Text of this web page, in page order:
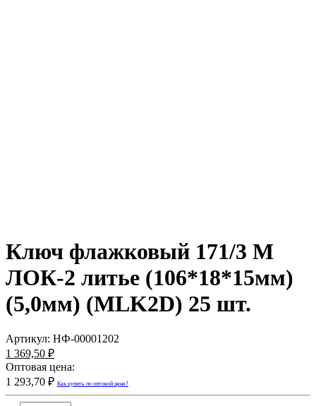
Ключ флажковый 171/3 М
ЛОК-2 литье (106*18*15мм)
(5,0мм) (MLK2D) 25 шт.
Артикул: НФ-00001202
1 369,50 ₽
Оптовая цена:
1 293,70 ₽ Как купить по оптовой цене?